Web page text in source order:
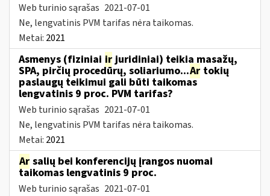
Web turinio sąrašas 2021-07-01
Ne, lengvatinis PVM tarifas nėra taikomas.
Metai: 2021
Asmenys (fiziniai irjuridiniai) teikia masažų,
SPA, pirčių procedūrų, soliariumo...Ar tokių
paslaugų teikimui gali būti taikomas
lengvatinis 9 proc. PVM tarifas?
Web turinio sąrašas 2021-07-01
Ne, lengvatinis PVM tarifas nėra taikomas.
Metai: 2021
Ar salių bei konferencijų įrangos nuomai
taikomas lengvatinis 9 proc.
Web turinio sąrašas 2021-07-01